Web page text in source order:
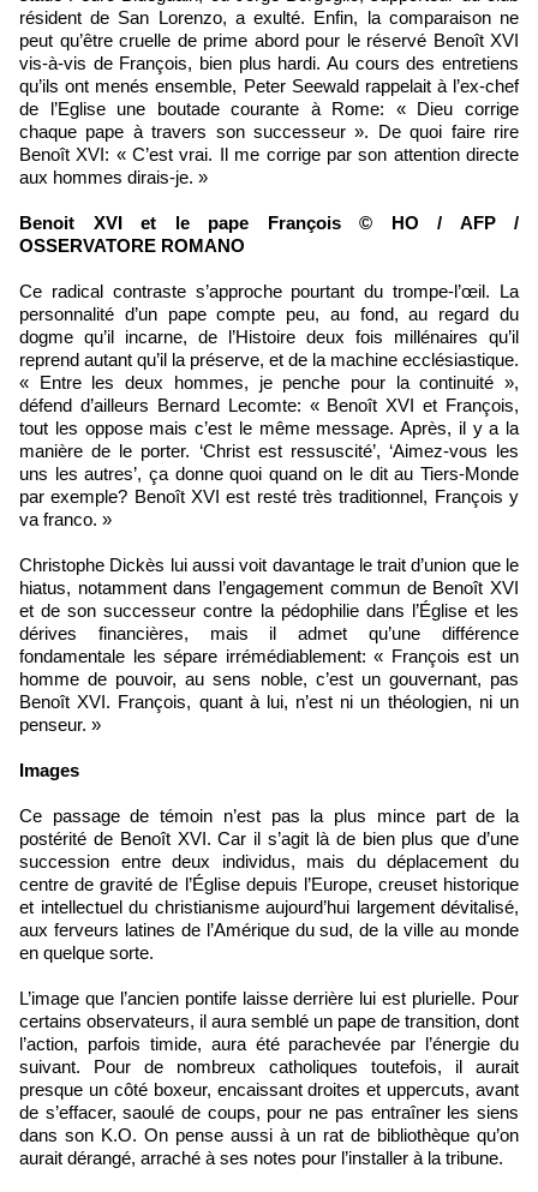
résident de San Lorenzo, a exulté. Enfin, la comparaison ne
peut qu’être cruelle de prime abord pour le réservé Benoît XVI
vis-à-vis de François, bien plus hardi. Au cours des entretiens
qu’ils ont menés ensemble, Peter Seewald rappelait à l’ex-chef
de l’Eglise une boutade courante à Rome: « Dieu corrige
chaque pape à travers son successeur ». De quoi faire rire
Benoît XVI: « C’est vrai. Il me corrige par son attention directe
aux hommes dirais-je. »
Benoit XVI et le pape François © HO / AFP /
OSSERVATORE ROMANO
Ce radical contraste s’approche pourtant du trompe-l’œil. La
personnalité d’un pape compte peu, au fond, au regard du
dogme qu’il incarne, de l’Histoire deux fois millénaires qu’il
reprend autant qu’il la préserve, et de la machine ecclésiastique.
« Entre les deux hommes, je penche pour la continuité »,
défend d’ailleurs Bernard Lecomte: « Benoît XVI et François,
tout les oppose mais c’est le même message. Après, il y a la
manière de le porter. ‘Christ est ressuscité’, ‘Aimez-vous les
uns les autres’, ça donne quoi quand on le dit au Tiers-Monde
par exemple? Benoît XVI est resté très traditionnel, François y
va franco. »
Christophe Dickès lui aussi voit davantage le trait d’union que le
hiatus, notamment dans l’engagement commun de Benoît XVI
et de son successeur contre la pédophilie dans l’Église et les
dérives financières, mais il admet qu’une différence
fondamentale les sépare irrémédiablement: « François est un
homme de pouvoir, au sens noble, c’est un gouvernant, pas
Benoît XVI. François, quant à lui, n’est ni un théologien, ni un
penseur. »
Images
Ce passage de témoin n’est pas la plus mince part de la
postérité de Benoît XVI. Car il s’agit là de bien plus que d’une
succession entre deux individus, mais du déplacement du
centre de gravité de l’Église depuis l’Europe, creuset historique
et intellectuel du christianisme aujourd’hui largement dévitalisé,
aux ferveurs latines de l’Amérique du sud, de la ville au monde
en quelque sorte.
L’image que l’ancien pontife laisse derrière lui est plurielle. Pour
certains observateurs, il aura semblé un pape de transition, dont
l’action, parfois timide, aura été parachevée par l’énergie du
suivant. Pour de nombreux catholiques toutefois, il aurait
presque un côté boxeur, encaissant droites et uppercuts, avant
de s’effacer, saoulé de coups, pour ne pas entraîner les siens
dans son K.O. On pense aussi à un rat de bibliothèque qu’on
aurait dérangé, arraché à ses notes pour l’installer à la tribune.